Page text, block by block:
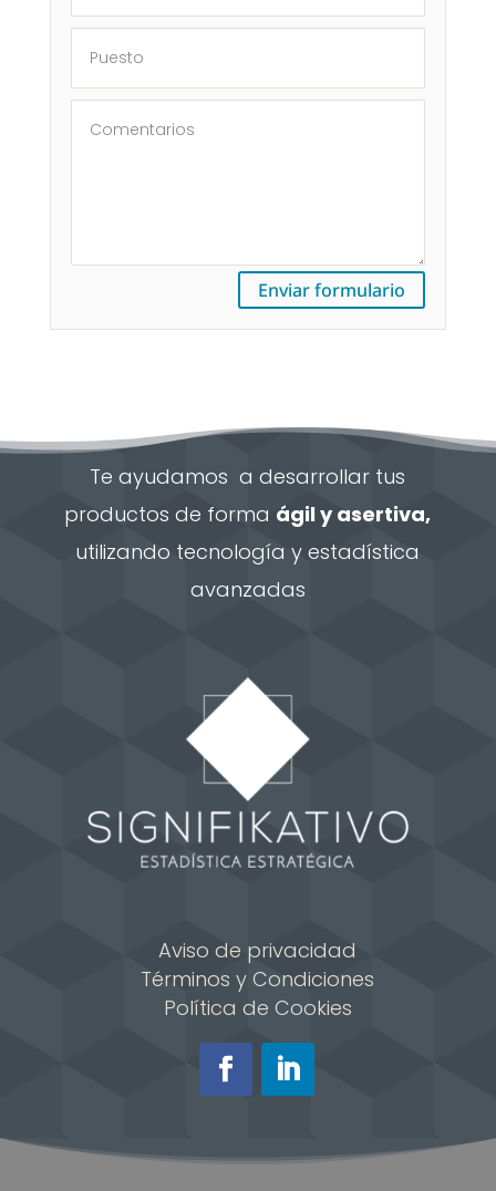
Enviar formulario
Te ayudamos a desarrollar tus
productos de forma ágil y asertiva,
utilizando tecnología y estadística
avanzadas
Aviso de privacidad
Términos y Condiciones
Política de Cookies